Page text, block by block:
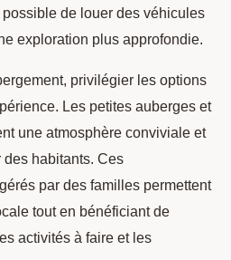
de louer des véhicules
exploration plus approfondie.
privilégier les options
Les petites auberges et
une atmosphère conviviale et
des habitants. Ces
par des familles permettent
tout en bénéficiant de
activités à faire et les